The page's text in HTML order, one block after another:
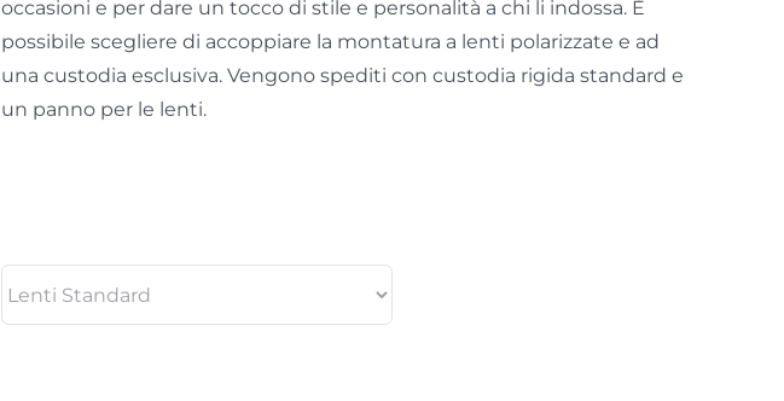
occasioni e per dare un tocco di stile e personalità a chi li indossa. È
possibile scegliere di accoppiare la montatura a lenti polarizzate e ad
una custodia esclusiva. Vengono spediti con custodia rigida standard e
un panno per le lenti.